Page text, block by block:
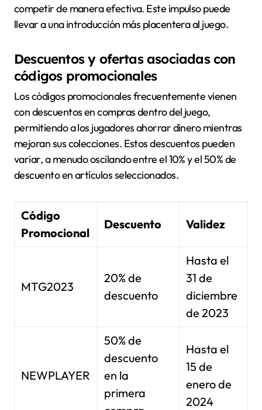
competir de manera efectiva. Este impulso puede
llevar a una introducción más placentera al juego.
Descuentos y ofertas asociadas con
códigos promocionales
Los códigos promocionales frecuentemente vienen
con descuentos en compras dentro del juego,
permitiendo a los jugadores ahorrar dinero mientras
mejoran sus colecciones. Estos descuentos pueden
variar, a menudo oscilando entre el 10% y el 50% de
descuento en artículos seleccionados.
Código
Promocional
Descuento Validez
MTG2023
20% de
descuento
Hasta el
31 de
diciembre
de 2023
NEWPLAYER
50% de
descuento
en la
primera
Hasta el
15 de
enero de
2024